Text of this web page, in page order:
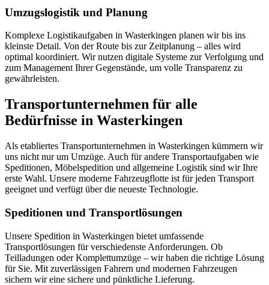
Umzugslogistik und Planung
Komplexe Logistikaufgaben in Wasterkingen planen wir bis ins
kleinste Detail. Von der Route bis zur Zeitplanung – alles wird
optimal koordiniert. Wir nutzen digitale Systeme zur Verfolgung und
zum Management Ihrer Gegenstände, um volle Transparenz zu
gewährleisten.
Transportunternehmen für alle
Bedürfnisse in Wasterkingen
Als etabliertes Transportunternehmen in Wasterkingen kümmern wir
uns nicht nur um Umzüge. Auch für andere Transportaufgaben wie
Speditionen, Möbelspedition und allgemeine Logistik sind wir Ihre
erste Wahl. Unsere moderne Fahrzeugflotte ist für jeden Transport
geeignet und verfügt über die neueste Technologie.
Speditionen und Transportlösungen
Unsere Spedition in Wasterkingen bietet umfassende
Transportlösungen für verschiedenste Anforderungen. Ob
Teilladungen oder Komplettumzüge – wir haben die richtige Lösung
für Sie. Mit zuverlässigen Fahrern und modernen Fahrzeugen
sichern wir eine sichere und pünktliche Lieferung.